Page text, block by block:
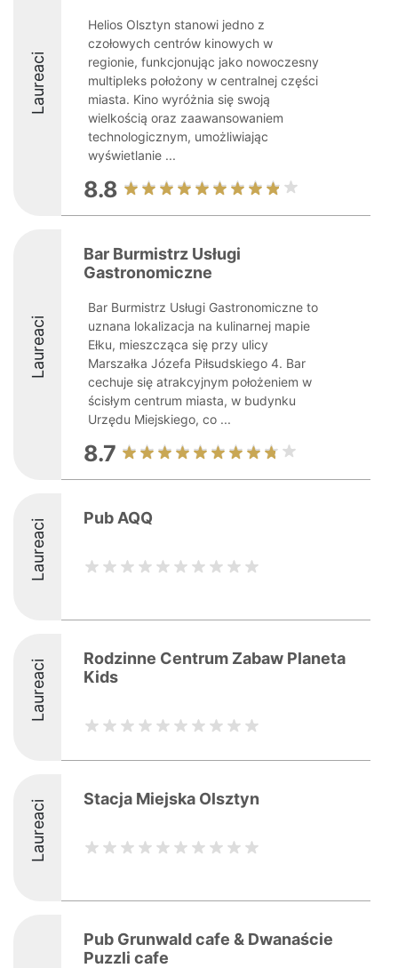
Laureaci
Helios Olsztyn stanowi jedno z
czołowych centrów kinowych w
regionie, funkcjonując jako nowoczesny
multipleks położony w centralnej części
miasta. Kino wyróżnia się swoją
wielkością oraz zaawansowaniem
technologicznym, umożliwiając
wyświetlanie ...
8.8
Laureaci
Bar Burmistrz Usługi
Gastronomiczne
Bar Burmistrz Usługi Gastronomiczne to
uznana lokalizacja na kulinarnej mapie
Ełku, mieszcząca się przy ulicy
Marszałka Józefa Piłsudskiego 4. Bar
cechuje się atrakcyjnym położeniem w
ścisłym centrum miasta, w budynku
Urzędu Miejskiego, co ...
8.7
Laureaci Pub AQQ
Laureaci
Rodzinne Centrum Zabaw Planeta
Kids
Laureaci Stacja Miejska Olsztyn
Pub Grunwald cafe & Dwanaście
Puzzli cafe